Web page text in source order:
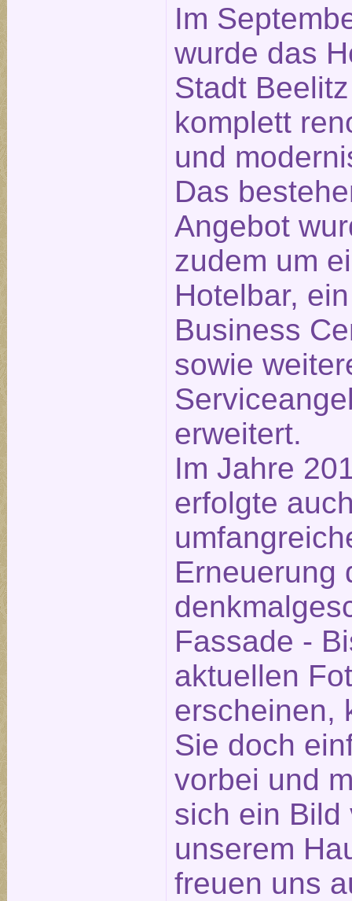
Im
wurde das
Stadt Beelitz
komplett
und
Das
Angebot
zudem um
Hotelbar, ein
Business
sowie
erweitert.
Im Jahre
erfolgte
Erneuerung
Fassade -
aktuellen
erscheinen,
Sie doch
vorbei und
sich ein Bild
unserem
freuen uns